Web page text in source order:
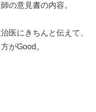
の意見書の内容。
医にきちんと伝えて、
がGood。